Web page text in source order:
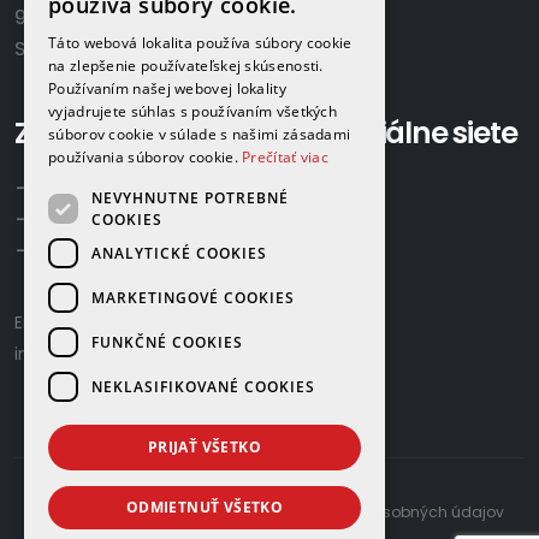
922 02 Krakovany
Slovensko
Zavolajte nám:
+421 918 524 702
+421 907 958 768
+421 948 615 083
Email us:
info@gamaplyn.sk
Sociálne siete
developed by © 2026 |Zásady ochrany osobných údajov
Táto webová lokalita používa súbory cookie
na zlepšenie používateľskej skúsenosti.
Používaním našej webovej lokality
vyjadrujete súhlas s používaním všetkých
súborov cookie v súlade s našimi zásadami
používania súborov cookie. Prečítať viac
NEVYHNUTNE POTREBNÉ
COOKIES
ANALYTICKÉ COOKIES
MARKETINGOVÉ COOKIES
FUNKČNÉ COOKIES
NEKLASIFIKOVANÉ COOKIES
PRIJAŤ VŠETKO
ODMIETNUŤ VŠETKO